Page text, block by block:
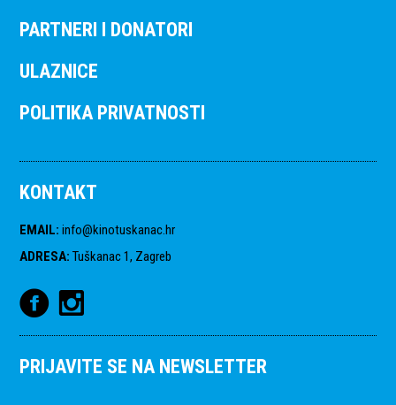
PARTNERI I DONATORI
ULAZNICE
POLITIKA PRIVATNOSTI
KONTAKT
EMAIL: info@kinotuskanac.hr
ADRESA: Tuškanac 1, Zagreb
PRIJAVITE SE NA NEWSLETTER